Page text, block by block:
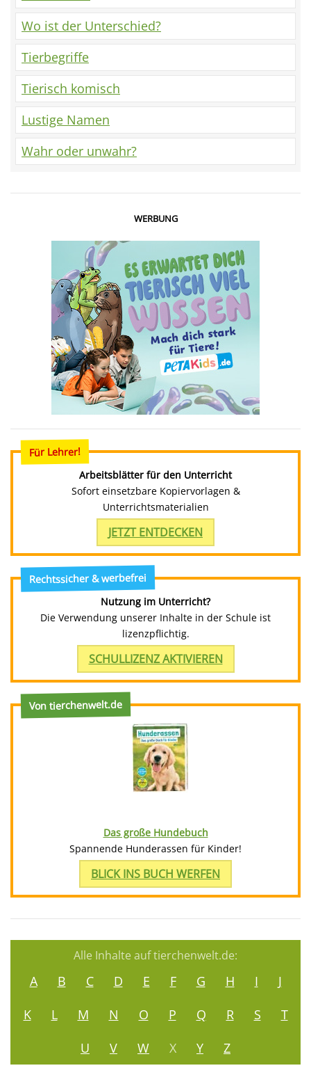
Wo ist der Unterschied?
Tierbegriffe
Tierisch komisch
Lustige Namen
Wahr oder unwahr?
WERBUNG
Für Lehrer!
Arbeitsblätter für den Unterricht
Sofort einsetzbare Kopiervorlagen &
Unterrichtsmaterialien
JETZT ENTDECKEN
Rechtssicher & werbefrei
Nutzung im Unterricht?
Die Verwendung unserer Inhalte in der Schule ist
lizenzpflichtig.
SCHULLIZENZ AKTIVIEREN
Von tierchenwelt.de
Das große Hundebuch
Spannende Hunderassen für Kinder!
BLICK INS BUCH WERFEN
Alle Inhalte auf tierchenwelt.de:
A B C D E F G H I
J
K
L M N O P Q R S
T
U
V W X Y Z